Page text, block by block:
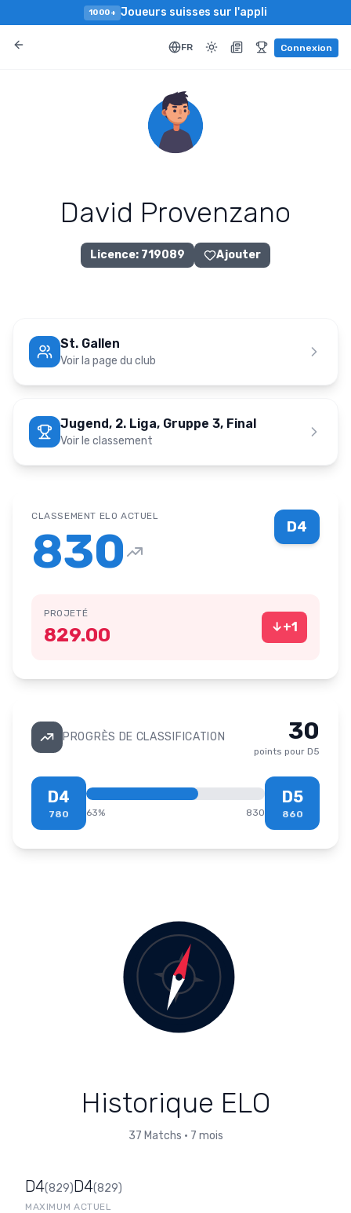
1000+ Joueurs suisses sur l'appli
FR Connexion
David Provenzano
Licence: 719089 Ajouter
St. Gallen
Voir la page du club
Jugend, 2. Liga, Gruppe 3, Final
Voir le classement
D4
CLASSEMENT ELO ACTUEL
830
PROJETÉ
829.00 ↓+1
PROGRÈS DE CLASSIFICATION 30
points pour D5
D4
780 63% 830
D5
860
Historique ELO
37 Matchs • 7 mois
D4(829)
MAXIMUM
D4(829)
ACTUEL